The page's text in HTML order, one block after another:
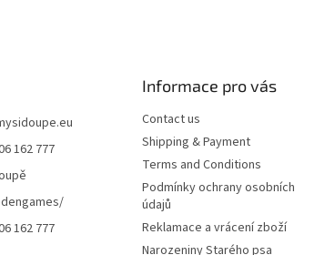
162 777
162 777
Informace pro vás
Contact us
Shipping & Payment
Terms and Conditions
Podmínky ochrany osobních
údajů
Reklamace a vrácení zboží
Narozeniny Starého psa